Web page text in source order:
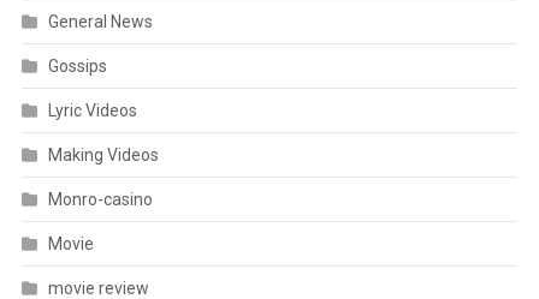
General News
Gossips
Lyric Videos
Making Videos
Monro-casino
Movie
movie review